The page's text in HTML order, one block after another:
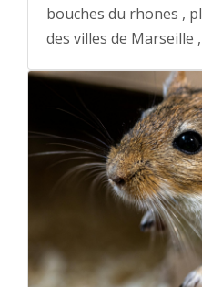
bouches du rhones ,
des villes de